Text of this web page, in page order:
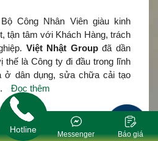
Công Nhân Viên giàu kinh
tận tâm với Khách Hàng, trách
Việt Nhật Groupđã dần
thế là Công ty đi đầu trong lĩnh
ở dân dụng, sửa chữa cải tạo
Đọc thêm
Báo giá
Messenger
Hotline